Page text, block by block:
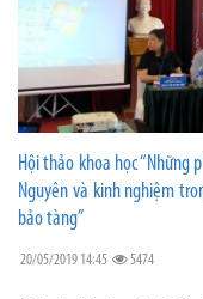
Hội thảo khoa học “Những
Nguyên và kinh nghiệm
bảo tàng”
20/05/2019 14:45 5474